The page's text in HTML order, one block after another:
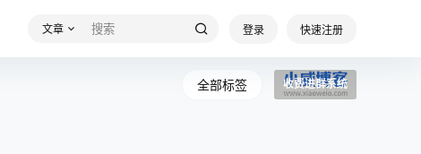
文章 登录 快速注册
全部标签 收费进群系统